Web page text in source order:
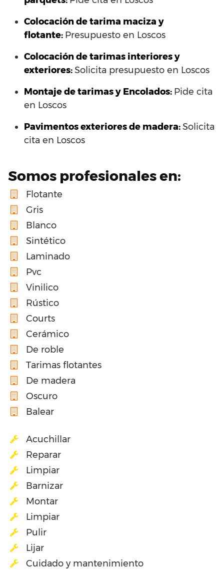
Colocación de tarima maciza y
flotante: Presupuesto en Loscos
Colocación de tarimas interiores y
exteriores:Solicita presupuesto en Loscos
Montaje de tarimas y Encolados: Pide cita
en Loscos
Pavimentos exteriores de madera:Solicita
cita en Loscos
Somos profesionales en:
Flotante
Gris
Blanco
Sintético
Laminado
Pvc
Vinilico
Rústico
Courts
Cerámico
De roble
Tarimas flotantes
De madera
Oscuro
Balear
Acuchillar
Reparar
Limpiar
Barnizar
Montar
Limpiar
Pulir
Lijar
Cuidado y mantenimiento